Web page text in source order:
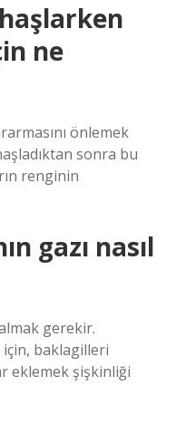
ne
önlemek
sonra bu
renginin
gazı nasıl
gerekir.
baklagilleri
eklemek şişkinliği